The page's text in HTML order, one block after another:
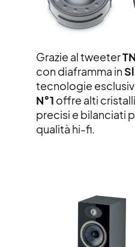
Grazie al tweeter
con diaframma in
tecnologie
N°1 offre alti
precisi e bilanciati
qualità hi-fi.